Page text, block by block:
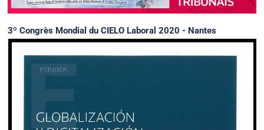
3º Congrès Mondial du CIELO Laboral 2020 - Nantes